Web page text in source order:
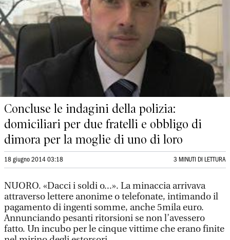
Concluse le indagini della polizia:
domiciliari per due fratelli e obbligo di
dimora per la moglie di uno di loro
18 giugno 2014 03:18 3 MINUTI DI LETTURA
NUORO. «Dacci i soldi o...». La minaccia arrivava
attraverso lettere anonime o telefonate, intimando il
pagamento di ingenti somme, anche 5mila euro.
Annunciando pesanti ritorsioni se non l’avessero
fatto. Un incubo per le cinque vittime che erano finite